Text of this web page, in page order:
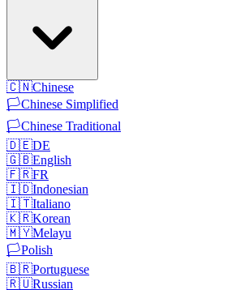
🇨🇳Chinese
🏳️Chinese Simplified
🏳️Chinese Traditional
🇩🇪DE
🇬🇧English
🇫🇷FR
🇮🇩Indonesian
🇮🇹Italiano
🇰🇷Korean
🇲🇾Melayu
🏳️Polish
🇧🇷Portuguese
🇷🇺Russian